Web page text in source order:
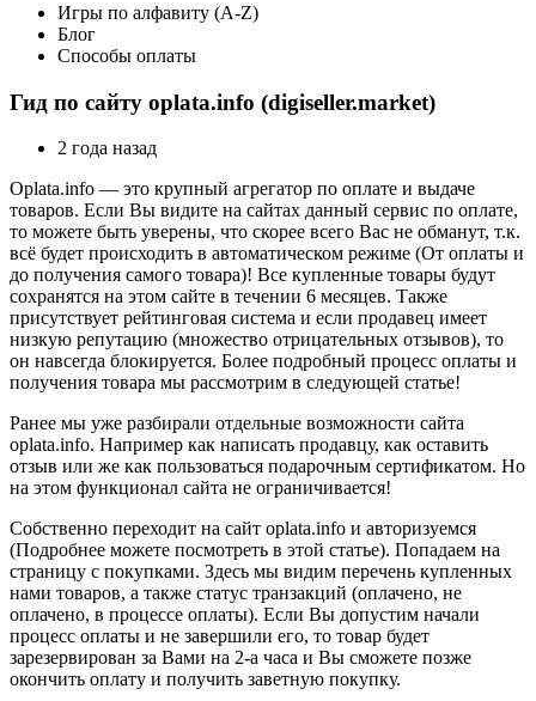
Игры по алфавиту (A-Z)
Блог
Способы оплаты
Гид по сайту oplata.info (digiseller.market)
2 года назад
Oplata.info — это крупный агрегатор по оплате и выдаче
товаров. Если Вы видите на сайтах данный сервис по оплате,
то можете быть уверены, что скорее всего Вас не обманут, т.к.
всё будет происходить в автоматическом режиме (От оплаты и
до получения самого товара)! Все купленные товары будут
сохранятся на этом сайте в течении 6 месяцев. Также
присутствует рейтинговая система и если продавец имеет
низкую репутацию (множество отрицательных отзывов), то
он навсегда блокируется. Более подробный процесс оплаты и
получения товара мы рассмотрим в следующей статье!
Ранее мы уже разбирали отдельные возможности сайта
oplata.info. Например как написать продавцу, как оставить
отзыв или же как пользоваться подарочным сертификатом. Но
на этом функционал сайта не ограничивается!
Собственно переходит на сайт oplata.info и авторизуемся
(Подробнее можете посмотреть в этой статье). Попадаем на
страницу с покупками. Здесь мы видим перечень купленных
нами товаров, а также статус транзакций (оплачено, не
оплачено, в процессе оплаты). Если Вы допустим начали
процесс оплаты и не завершили его, то товар будет
зарезервирован за Вами на 2-а часа и Вы сможете позже
окончить оплату и получить заветную покупку.